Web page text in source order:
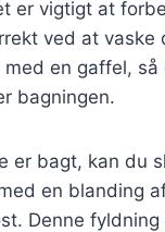
er vigtigt at
ved at vaske
en gaffel, så
bagningen.
er bagt, kan du
en blanding
Denne fyldning